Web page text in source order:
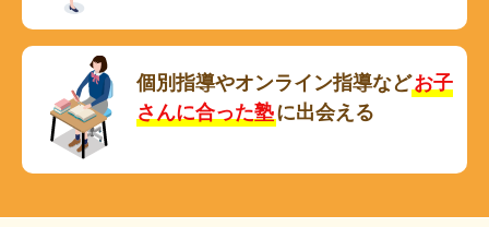
個別指導やオンライン指導などお子
さんに合った塾に出会える